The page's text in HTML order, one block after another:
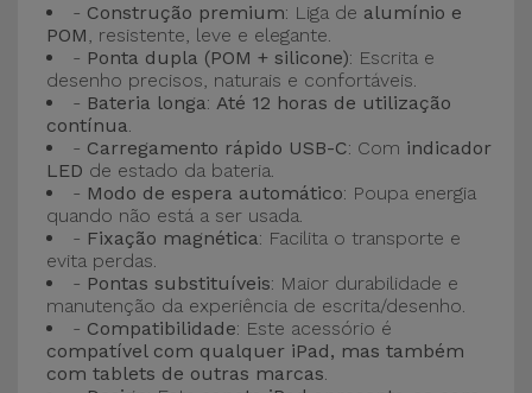
Acessórios
de
Computador
Acessórios
iPad e
Tablet
Kids
Ver
tudo
- Construção premium: Liga de alumínio e
POM, resistente, leve e elegante.
- Ponta dupla (POM + silicone): Escrita e
desenho precisos, naturais e confortáveis.
- Bateria longa: Até 12 horas de utilização
contínua.
- Carregamento rápido USB-C: Com indicador
LED de estado da bateria.
- Modo de espera automático: Poupa energia
quando não está a ser usada.
- Fixação magnética: Facilita o transporte e
evita perdas.
- Pontas substituíveis: Maior durabilidade e
manutenção da experiência de escrita/desenho.
- Compatibilidade: Este acessório é
compatível com qualquer iPad, mas também
com tablets de outras marcas.